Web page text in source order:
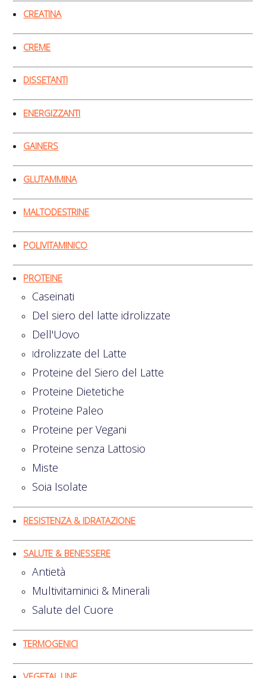
CREATINA
CREME
DISSETANTI
ENERGIZZANTI
GAINERS
GLUTAMMINA
MALTODESTRINE
POLIVITAMINICO
PROTEINE
Caseinati
Del siero del latte idrolizzate
Dell'Uovo
Idrolizzate del Latte
Proteine del Siero del Latte
Proteine Dietetiche
Proteine Paleo
Proteine per Vegani
Proteine senza Lattosio
Miste
Soia Isolate
RESISTENZA & IDRATAZIONE
SALUTE & BENESSERE
Antietà
Multivitaminici & Minerali
Salute del Cuore
TERMOGENICI